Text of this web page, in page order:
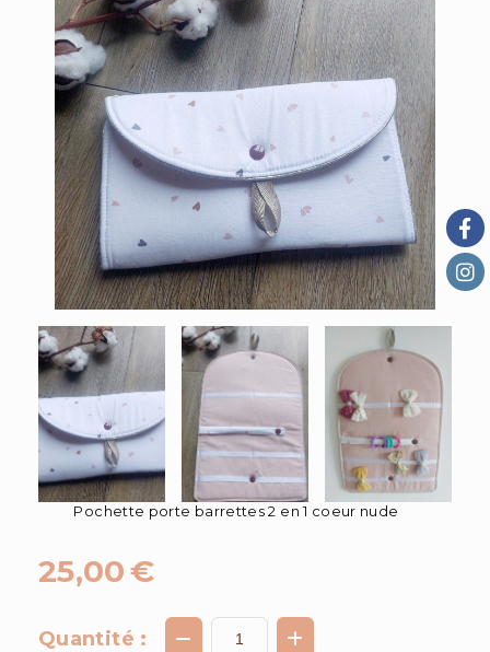
Pochette porte barrettes 2 en 1 coeur nude
25,00€
Quantité :